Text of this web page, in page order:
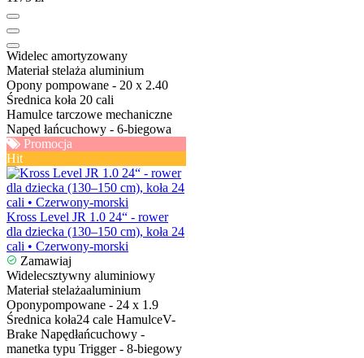
Widelec amortyzowany
Materiał stelaża aluminium
Opony pompowane - 20 x 2.40
Średnica koła 20 cali
Hamulce tarczowe mechaniczne
Napęd łańcuchowy - 6-biegowa
Promocja
Hit
Kross Level JR 1.0 24“ - rower
dla dziecka (130–150 cm), koła 24
cali • Czerwony-morski
Zamawiaj
Widelecsztywny aluminiowy
Materiał stelażaaluminium
Oponypompowane - 24 x 1.9
Średnica koła24 cale HamulceV-
Brake Napędłańcuchowy -
manetka typu Trigger - 8-biegowy